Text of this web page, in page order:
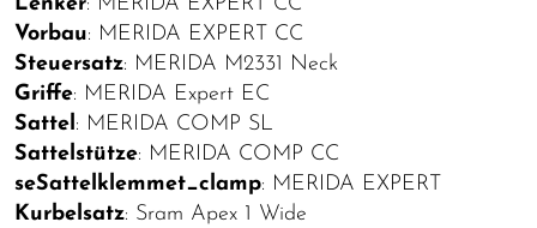
Vorbau: MERIDA EXPERT CC
Steuersatz: MERIDA M2331 Neck
Griffe: MERIDA Expert EC
Sattel: MERIDA COMP SL
Sattelstütze: MERIDA COMP CC
seSattelklemmet_clamp: MERIDA EXPERT
Kurbelsatz: Sram Apex 1 Wide